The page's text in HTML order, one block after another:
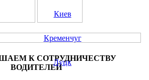
К СОТРУДНИЧЕСТВУ
ВОДИТЕЛЕЙ
Киев
Кременчуг
Луцк